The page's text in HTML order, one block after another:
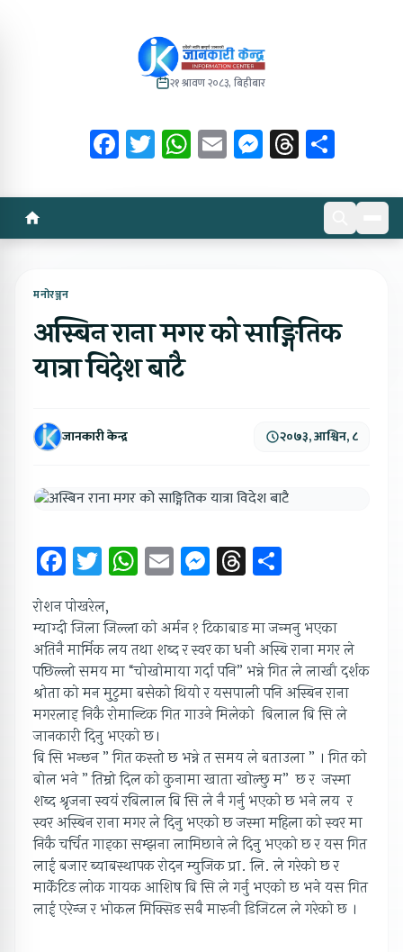
२१ श्रावण २०८३, बिहीबार
Facebook
Twitter
WhatsApp
EmailMessenger
Threads
मनोरञ्जन
अस्बिन राना मगर को साङ्गितिक
यात्रा विदेश बाटै
जानकारी केन्द्र २०७३, आश्विन, ८
Facebook
Twitter
WhatsApp
EmailMessenger
Threads
रोशन पोखरेल,
म्याग्दी जिला जिल्ला को अर्मन १ टिकाबाङ मा जन्मनु भएका
अतिनै मार्मिक लय तथा शब्द र स्वर का धनी अस्बि राना मगर ले
पछिल्लो समय मा “चोखोमाया गर्दा पनि” भन्ने गित ले लाखौ दर्शक
श्रोता को मन मुटुमा बसेको थियो र यसपाली पनि अस्बिन राना
मगरलाइ निकै रोमान्टिक गित गाउने मिलेको बिलाल बि सि ले
जानकारी दिनु भएको छ।
बि सि भन्छन ” गित कस्तो छ भन्ने त समय ले बताउला ” । गित को
बोल भने ” तिम्रो दिल को कुनामा खाता खोल्छु म” छ र जस्मा
शब्द श्रृजना स्वयं रबिलाल बि सि ले नै गर्नु भएको छ भने लय र
स्वर अस्बिन राना मगर ले दिनु भएको छ जस्मा महिला को स्वर मा
निकै चर्चित गाइका सम्झना लामिछाने ले दिनु भएको छ र यस गित
लाई बजार ब्याबस्थापक रोदन म्युजिक प्रा. लि. ले गरेको छ र
मार्केटिङ लोक गायक आशिष बि सि ले गर्नु भएको छ भने यस गित
लाई एरेन्ज र भोकल मिक्सिङ सबै मारुनी डिजिटल ले गरेको छ ।